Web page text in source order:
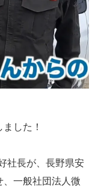
した！
社長が、長野県安
一般社団法人微